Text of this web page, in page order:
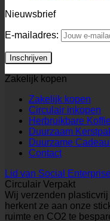
Nieuwsbrief
E-mailadres:
Zakelijk kopen
Zakelijk kopen
Circulair inkopen
Herbruikbare
Duurzaam
Duurzame
Contact
Lid van Social
Circulair Verpakt
Wij verzenden
herkent ze aan onze
ruimte en CO2 te